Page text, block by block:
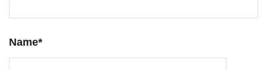
Name*